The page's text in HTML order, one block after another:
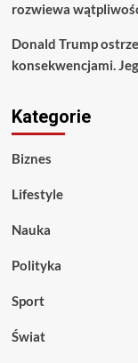
rozwiewa
Donald Trump
konsekwencjami.
Kategorie
Biznes
Lifestyle
Nauka
Polityka
Sport
Świat